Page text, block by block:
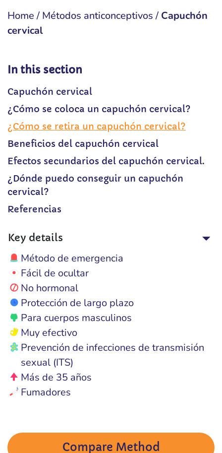
Home/ Métodos anticonceptivos/ Capuchón
cervical
In this section
Capuchón cervical
¿Cómo se coloca un capuchón cervical?
¿Cómo se retira un capuchón cervical?
Beneficios del capuchón cervical
Efectos secundarios del capuchón cervical.
¿Dónde puedo conseguir un capuchón
cervical?
Referencias
Key details
Método de emergencia
Fácil de ocultar
No hormonal
Protección de largo plazo
Para cuerpos masculinos
Muy efectivo
Prevención de infecciones de transmisión
sexual (ITS)
Más de 35 años
Fumadores
Compare Method